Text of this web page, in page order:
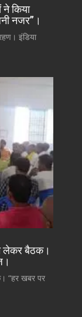
किया
नजर”।
इंडिया
लेकर बैठक।
“हर खबर पर